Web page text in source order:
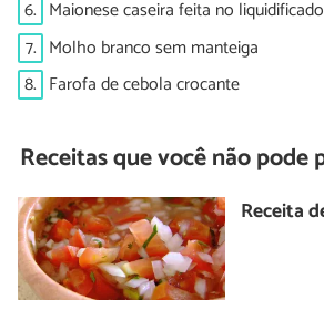
6. Maionese caseira feita no
7. Molho branco sem manteiga
8. Farofa de cebola crocante
Receitas que você não pode
Receita